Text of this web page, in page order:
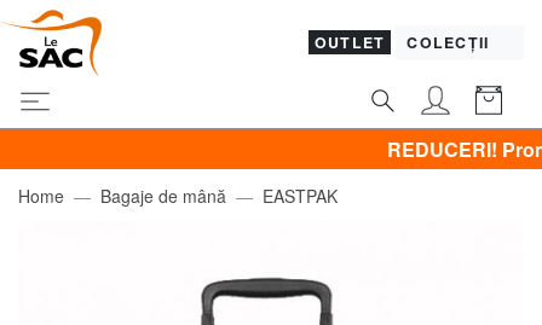
OUTLET COLECȚII
REDUCERI!
Home Bagaje de mână EASTPAK